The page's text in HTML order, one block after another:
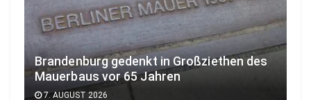
Brandenburg gedenkt in Großziethen des
Mauerbaus vor 65 Jahren
7. AUGUST 2026